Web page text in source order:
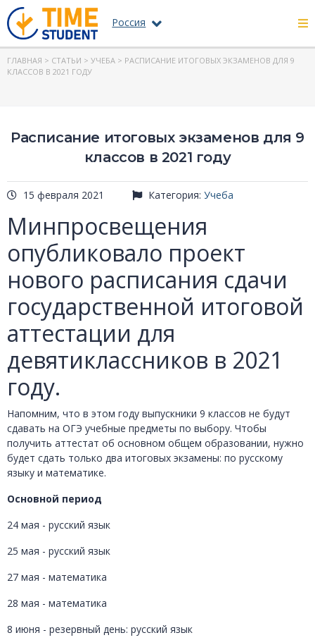
Россия
ГЛАВНАЯ > СТАТЬИ > УЧЕБА > РАСПИСАНИЕ ИТОГОВЫХ ЭКЗАМЕНОВ ДЛЯ 9
КЛАССОВ В 2021 ГОДУ
Расписание итоговых экзаменов для 9
классов в 2021 году
15 февраля 2021 Категория: Учеба
Минпросвещения
опубликовало проект
нового расписания сдачи
государственной итоговой
аттестации для
девятиклассников в 2021
году.
Напомним, что в этом году выпускники 9 классов не будут
сдавать на ОГЭ учебные предметы по выбору. Чтобы
получить аттестат об основном общем образовании, нужно
будет сдать только два итоговых экзамены: по русскому
языку и математике.
Основной период
24 мая - русский язык
25 мая - русский язык
27 мая - математика
28 мая - математика
8 июня - резервный день: русский язык